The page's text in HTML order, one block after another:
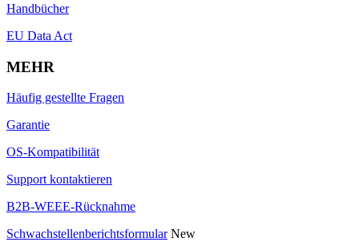
Handbücher
EU Data Act
MEHR
Häufig gestellte Fragen
Garantie
OS-Kompatibilität
Support kontaktieren
B2B-WEEE-Rücknahme
Schwachstellenberichtsformular New